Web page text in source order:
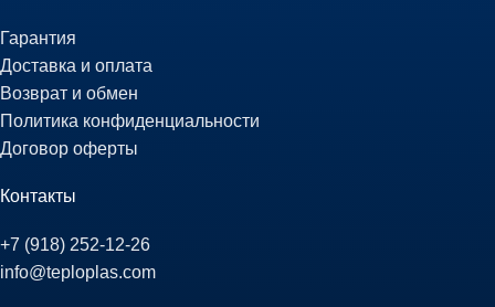
Гарантия
Доставка и оплата
Возврат и обмен
Политика конфиденциальности
Договор оферты
Контакты
+7 (918) 252-12-26
info@teploplas.com